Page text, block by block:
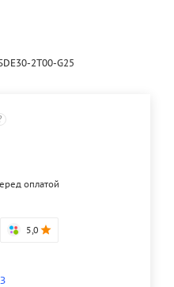
2T00-G25
оплатой
5,0